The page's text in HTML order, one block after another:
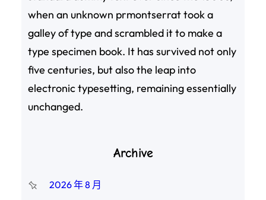
when an unknown prmontserrat took a
galley of type and scrambled it to make a
type specimen book. It has survived not only
five centuries, but also the leap into
electronic typesetting, remaining essentially
unchanged.
Archive
2026 年 8 月